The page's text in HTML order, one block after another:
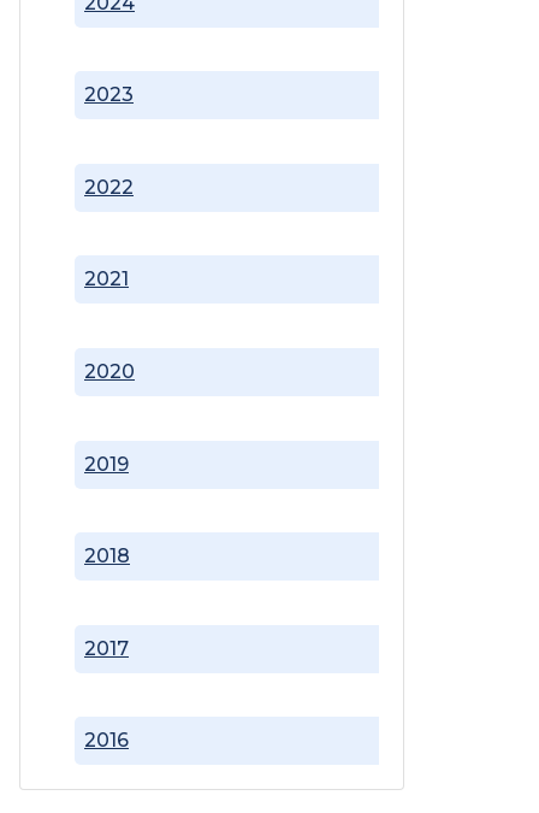
2016
2017
2018
2019
2020
2021
2022
2023